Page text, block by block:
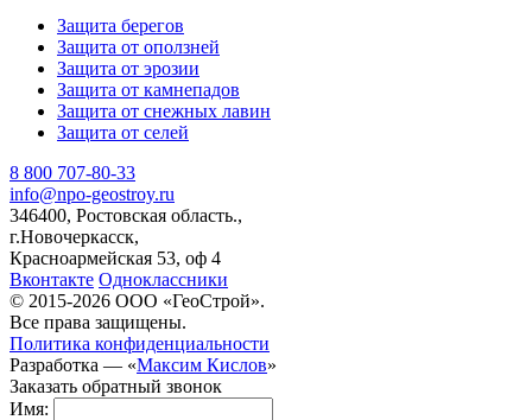
Защита берегов
Защита от оползней
Защита от эрозии
Защита от камнепадов
Защита от снежных лавин
Защита от селей
8 800 707-80-33
info@npo-geostroy.ru
346400, Ростовская область.,
г.Новочеркасск,
Красноармейская 53, оф 4
Вконтакте Одноклассники
© 2015-2026 ООО «ГеоСтрой».
Все права защищены.
Политика конфиденциальности
Разработка — «Максим Кислов»
Заказать обратный звонок
Имя: